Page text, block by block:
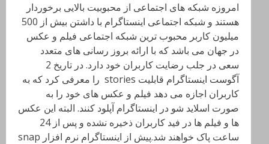
امروزه شبکه های اجتماعی از محبوبیت بالایی برخوردار
هستند و شبکه اجتماعی اینستاگرام با داشتن بیش از 500
میلیون کاربر محبوب ترین شبکه اجتماعی فیلم و عکس
در جهان می باشد که با ارائه بروز رسانی های متعدد
سعی در جلب رضایت کاربران خود دارد. در تاریخ 2
آگوست اینستاگرام قابلیت stories را معرفی کرد که به
کاربران اجازه می دهد فیلم و عکس های خود را به
صورت اسلاید شو در اینستاگرام آپلود کنند. البته این عکس
ها و فیلم ها در فید کاربران ذخیره نشده و پس از 24
ساعت پاک خواهند شد.پیش از اینستاگرام نرم افزار snap